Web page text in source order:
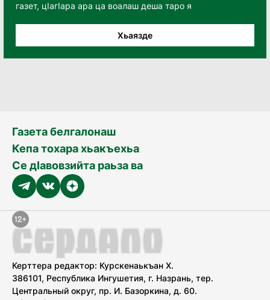
газет, цӀагӀара ара ца воалаш деша таро я
Хьаязде
Газета белгалонаш
Кепа тохара хьакъехьа
Се дӀавовзийта раьза ва
Керттера редактор: Курскенаькъан Х.
386101, Республика Ингушетия, г. Назрань, тер.
Центральный округ, пр. И. Базоркина, д. 60.